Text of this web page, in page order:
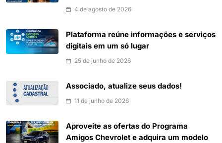
4 de agosto de 2026
Plataforma reúne informações e serviços
digitais em um só lugar
25 de junho de 2026
Associado, atualize seus dados!
11 de junho de 2026
Aproveite as ofertas do Programa
Amigos Chevrolet e adquira um modelo